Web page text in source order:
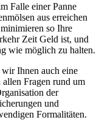
Falle einer Panne
aus erreichen
so Ihre
Zeit Geld ist, und
wie möglich zu halten.
Ihnen auch eine
Fragen rund um
der
und
Formalitäten.